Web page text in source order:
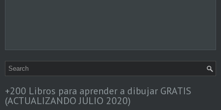
+200 Libros para aprender a dibujar GRATIS
(ACTUALIZANDO JULIO 2020)